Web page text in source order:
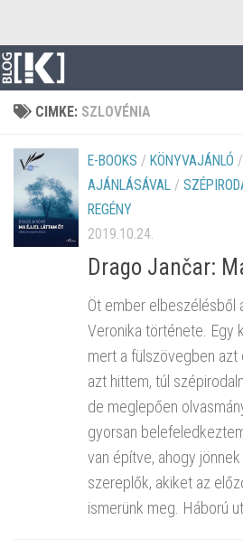
CIMKE: SZLOVÉNIA
E-BOOKS / KÖNYVAJÁNLÓ /
AJÁNLÁSÁVAL /
REGÉNY
2019.10.24.
Drago Jančar:
Öt ember elbeszélésből
Veronika története. Egy
mert a fülszövegben azt
azt hittem, túl
de meglepően
gyorsan
van építve, ahogy
szereplők, akiket az
ismerünk meg. Háború